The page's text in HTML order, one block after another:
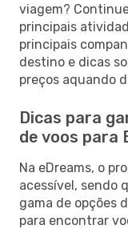
viagem?
principais
principais
destino e dicas
preços aquando
Dicas para
de voos para
Na eDreams, o
acessível, sendo
gama de opções
para encontrar